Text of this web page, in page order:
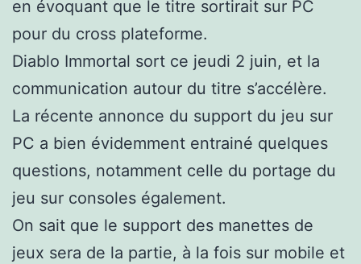
en évoquant que le titre sortirait sur PC
pour du cross plateforme.
Diablo Immortal sort ce jeudi 2 juin, et la
communication autour du titre s’accélère.
La récente annonce du support du jeu sur
PC a bien évidemment entrainé quelques
questions, notamment celle du portage du
jeu sur consoles également.
On sait que le support des manettes de
jeux sera de la partie, à la fois sur mobile et